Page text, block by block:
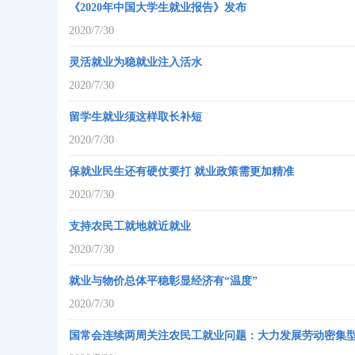
《2020年中国大学生就业报告》发布
2020/7/30
灵活就业为稳就业注入活水
2020/7/30
留学生就业须这样取长补短
2020/7/30
保就业民生还有硬仗要打 就业政策需更加精准
2020/7/30
支持农民工就地就近就业
2020/7/30
就业与物价总体平稳彰显经济有“温度”
2020/7/30
国常会连续两周关注农民工就业问题：大力发展劳动密集